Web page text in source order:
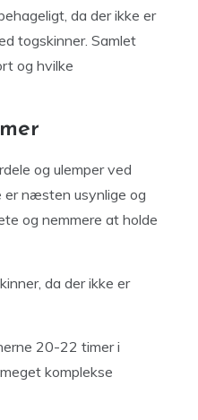
da der ikke er
togskinner. Samlet
og hvilke
og ulemper ved
er næsten usynlige og
og nemmere at holde
da der ikke er
20-22 timer i
komplekse